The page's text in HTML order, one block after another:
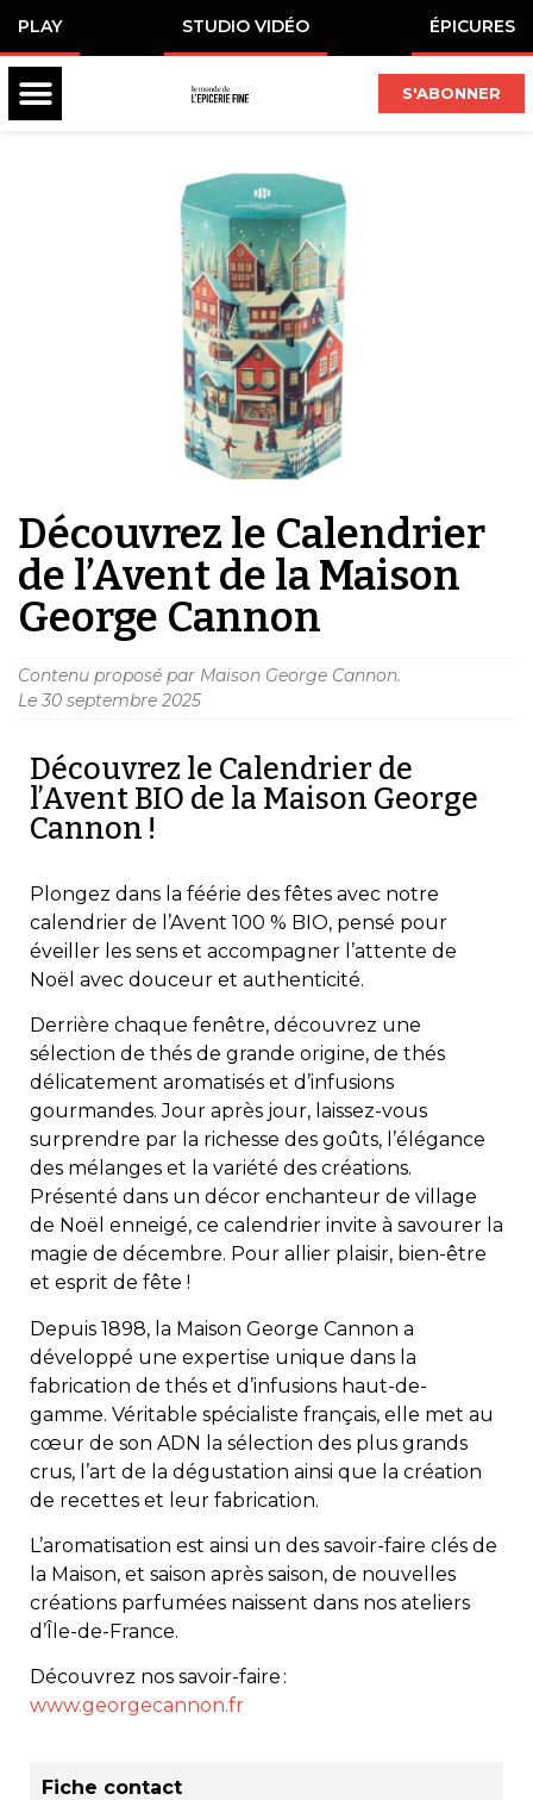
PLAY STUDIO VIDÉO ÉPICURES
S'ABONNER
Découvrez le Calendrier
de l’Avent de la Maison
George Cannon
Contenu proposé par Maison George Cannon.
Le 30 septembre 2025
Découvrez le Calendrier de
l’Avent BIO de la Maison George
Cannon !
Plongez dans la féérie des fêtes avec notre
calendrier de l’Avent 100 % BIO, pensé pour
éveiller les sens et accompagner l’attente de
Noël avec douceur et authenticité.
Derrière chaque fenêtre, découvrez une
sélection de thés de grande origine, de thés
délicatement aromatisés et d’infusions
gourmandes. Jour après jour, laissez-vous
surprendre par la richesse des goûts, l’élégance
des mélanges et la variété des créations.
Présenté dans un décor enchanteur de village
de Noël enneigé, ce calendrier invite à savourer la
magie de décembre. Pour allier plaisir, bien-être
et esprit de fête !
Depuis 1898, la Maison George Cannon a
développé une expertise unique dans la
fabrication de thés et d’infusions haut-de-
gamme. Véritable spécialiste français, elle met au
cœur de son ADN la sélection des plus grands
crus, l’art de la dégustation ainsi que la création
de recettes et leur fabrication.
L’aromatisation est ainsi un des savoir-faire clés de
la Maison, et saison après saison, de nouvelles
créations parfumées naissent dans nos ateliers
d’Île-de-France.
Découvrez nos savoir-faire :
www.georgecannon.fr
Fiche contact